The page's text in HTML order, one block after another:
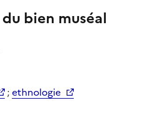
bien muséal
;ethnologie